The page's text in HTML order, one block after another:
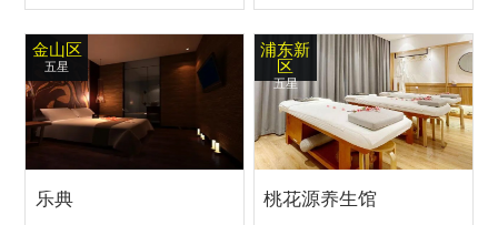
乐典
金山区
五星
桃花源养生馆
浦东新
区
五星